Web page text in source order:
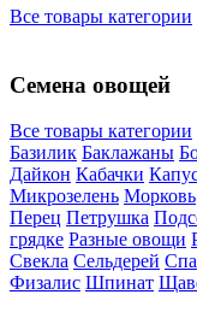
Все товары категории
Семена овощей
Все товары категории
Базилик Баклажаны
Дайкон Кабачки
Микрозелень Морковь
Перец Петрушка
грядке Разные овощи
Свекла Сельдерей
Физалис Шпинат